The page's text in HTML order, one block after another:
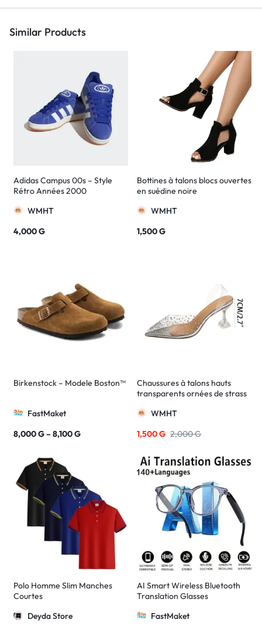
Similar Products
Adidas Campus 00s – Style
Rétro Années 2000
WMHT
4,000G
Bottines à talons blocs ouvertes
en suédine noire
WMHT
1,500G
Birkenstock – Modele Boston™
FastMaket
8,000G–8,100G
Chaussures à talons hauts
transparents ornées de strass
WMHT
1,500G 2,000G
Polo Homme Slim Manches
Courtes
Deyda Store
AI Smart Wireless Bluetooth
Translation Glasses
FastMaket